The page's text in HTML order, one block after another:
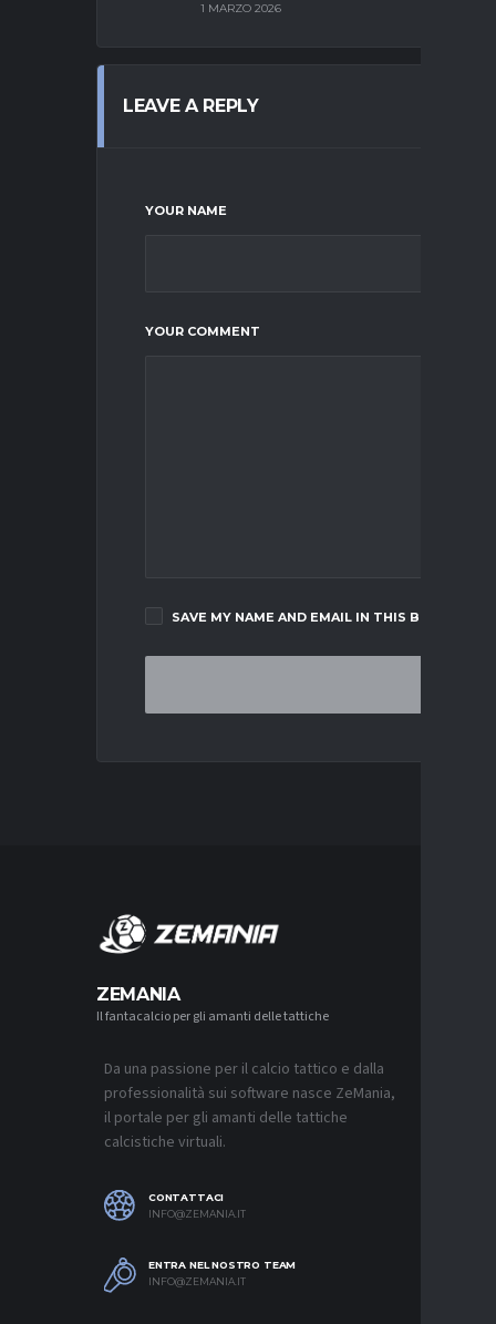
1 MARZO 2026
LEAVE A REPLY
YOUR NAME
YOUR COMMENT
SAVE MY NAME AND EMAIL IN THIS BROWSER
ZEMANIA
Il fantacalcio per gli amanti delle tattiche
Da una passione per il calcio tattico e dalla
professionalità sui software nasce ZeMania,
il portale per gli amanti delle tattiche
calcistiche virtuali.
CONTATTACI
INFO@ZEMANIA.IT
ENTRA NEL NOSTRO TEAM
INFO@ZEMANIA.IT